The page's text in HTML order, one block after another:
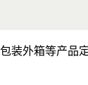
装外箱等产品